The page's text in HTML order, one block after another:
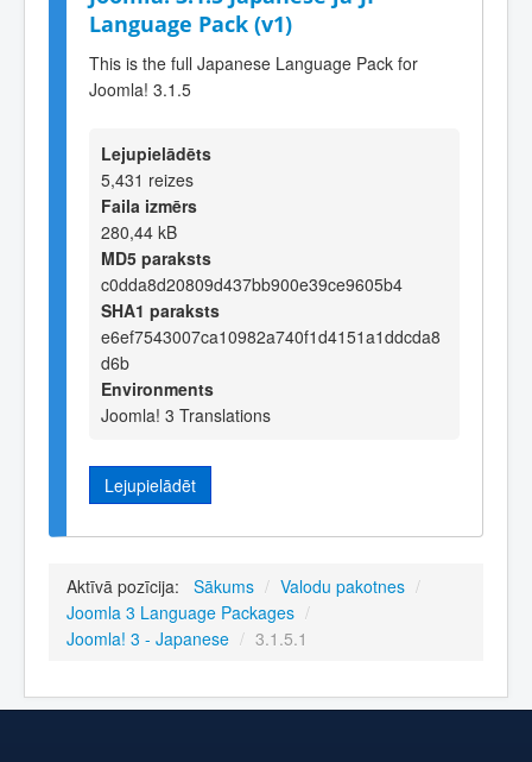
Language Pack (v1)
This is the full Japanese Language Pack for
Joomla! 3.1.5
Lejupielādēts
5,431 reizes
Faila izmērs
280,44 kB
MD5 paraksts
c0dda8d20809d437bb900e39ce9605b4
SHA1 paraksts
e6ef7543007ca10982a740f1d4151a1ddcda8
d6b
Environments
Joomla! 3 Translations
Lejupielādēt
Aktīvā pozīcija: Sākums / Valodu pakotnes /
Joomla 3 Language Packages /
Joomla! 3 - Japanese / 3.1.5.1